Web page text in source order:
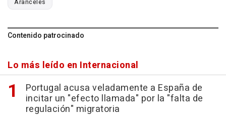
Aranceles
Contenido patrocinado
Lo más leído en Internacional
Portugal acusa veladamente a España de
incitar un "efecto llamada" por la "falta de
regulación" migratoria